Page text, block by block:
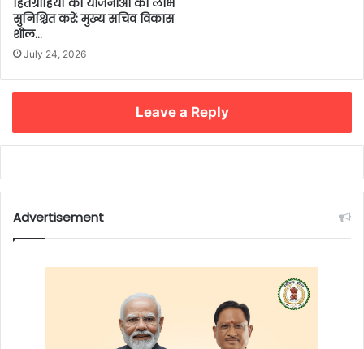
सुनिश्चित करें: मुख्य सचिव विकास
शील…
July 24, 2026
Leave a Reply
Advertisement